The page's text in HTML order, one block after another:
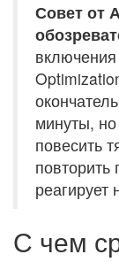
Совет от
включения
минуты,
повесить
повторить
реагирует
С чем